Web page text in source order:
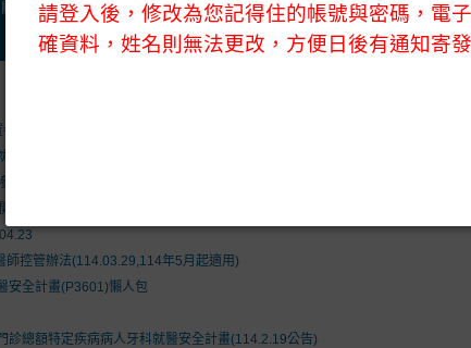
關於公會 (About) 會務公告 (News) 會員天地 (Members)
公會通知 (Information)
考要點及新開執業未滿1年控管辦法及新開業額度及抽審原則
醫安全計畫(P3601C)
考要點(114.9.11通過).
執業控管辦法(114.4.17)
師控管辦法(114.03.29,114年5月起適用)
安全計畫(P3601)懶人包
診總額特定疾病病人牙科就醫安全計畫(114.2.19公告)